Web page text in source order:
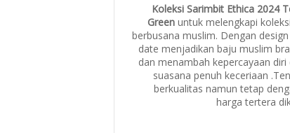
Koleksi Sarimbit Ethica 2024
Green untuk melengkapi
berbusana muslim. Dengan
date menjadikan baju muslim
dan menambah kepercayaan
suasana penuh keceriaan
berkualitas namun tetap
harga tertera